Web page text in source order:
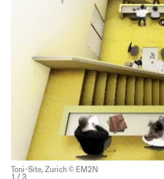
Toni-Site, Zurich © EM2N